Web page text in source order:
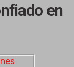
en